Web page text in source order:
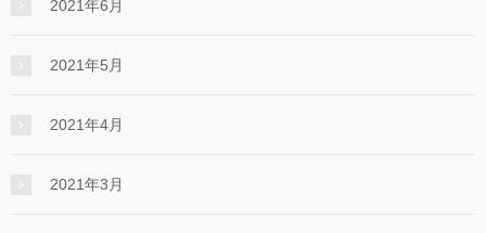
2021年6月
2021年5月
2021年4月
2021年3月